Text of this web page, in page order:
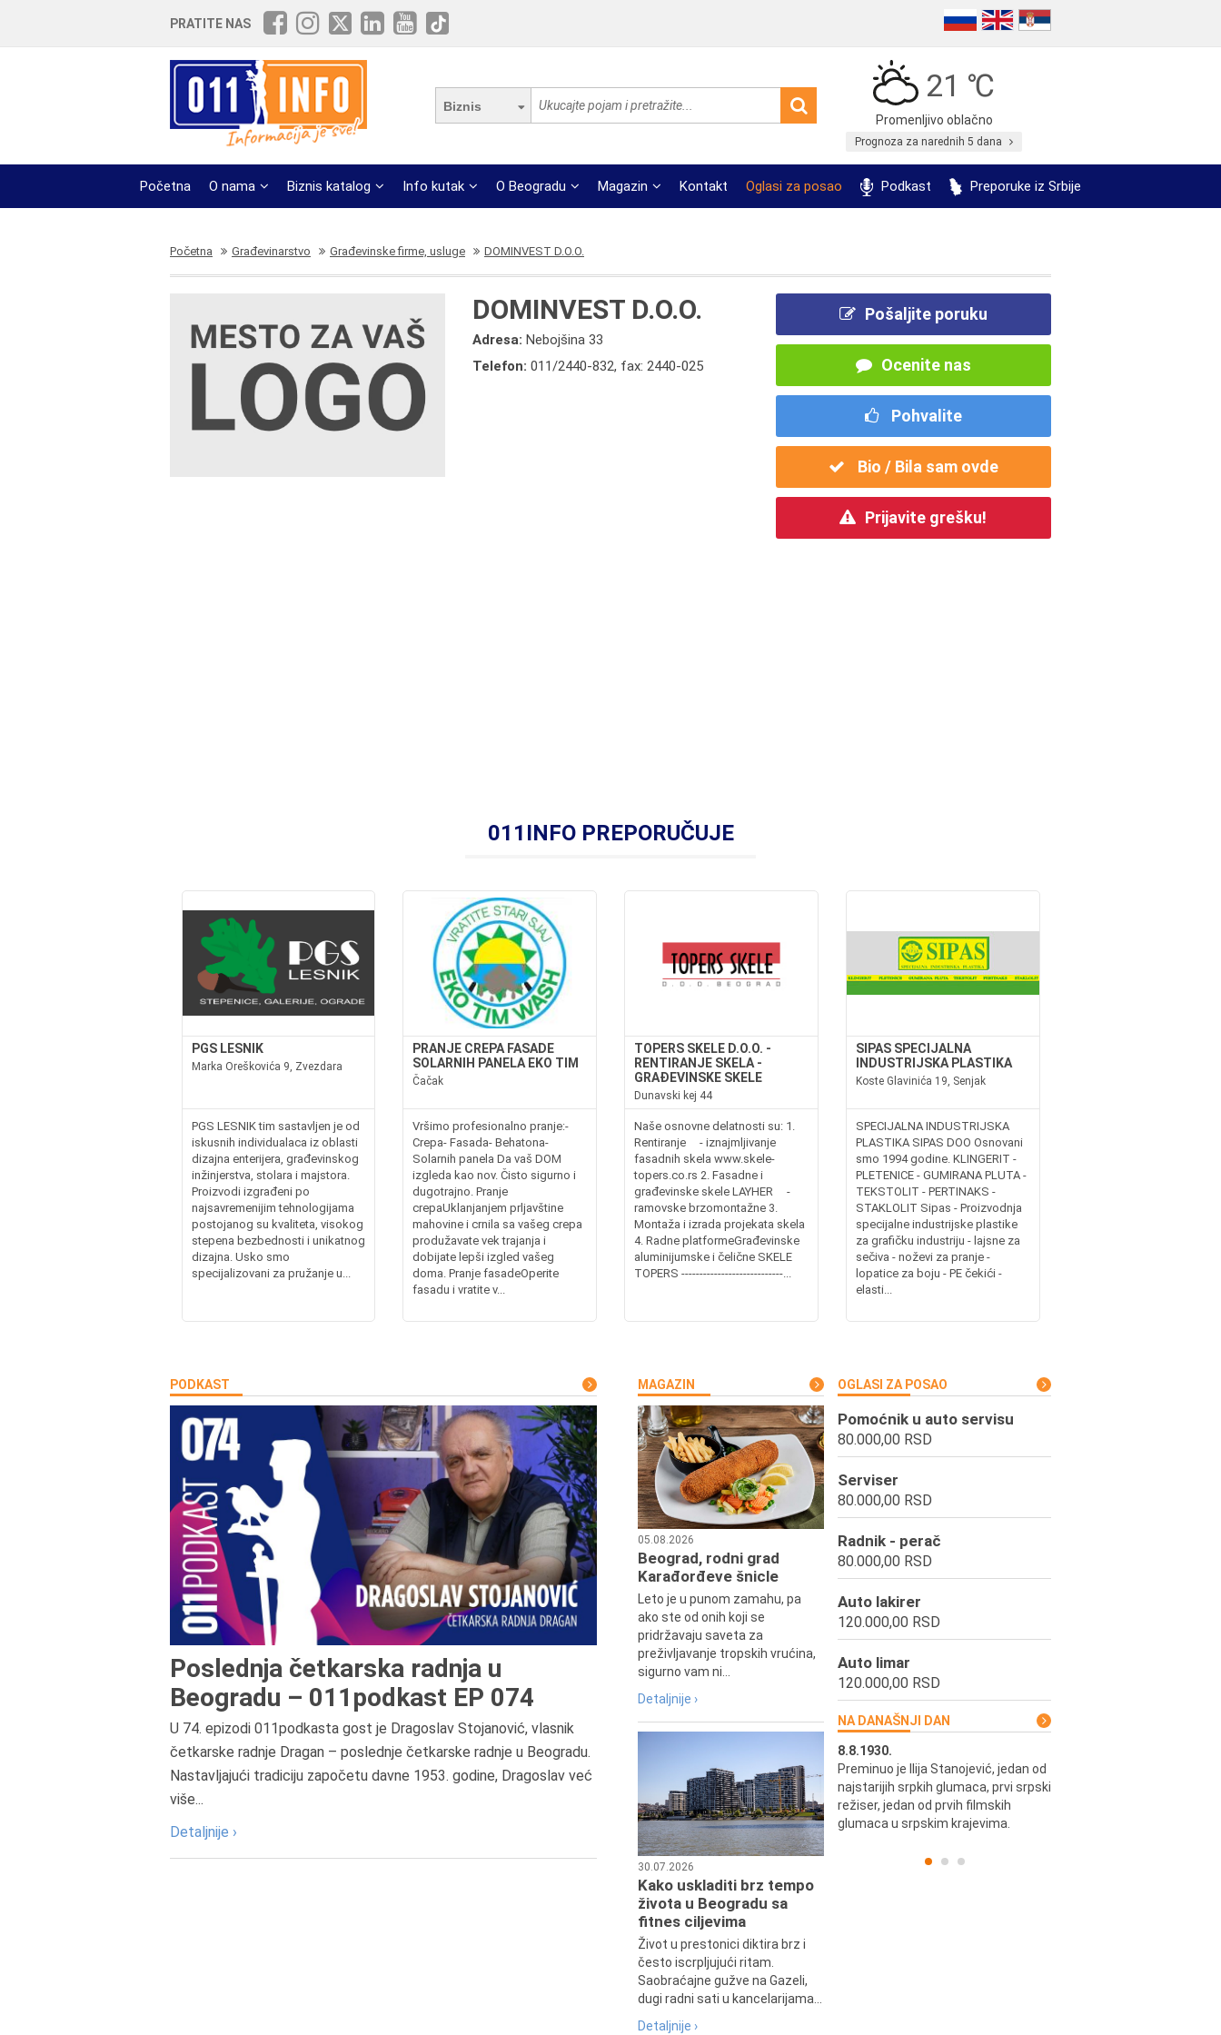
PRATITE NAS
Biznis
21 ℃
Promenljivo oblačno
Prognoza za narednih 5 dana
Početna O nama Biznis katalog Info kutak O Beogradu Magazin Kontakt Oglasi za posao Podkast Preporuke iz Srbije
Početna Građevinarstvo Građevinske firme, usluge DOMINVEST D.O.O.
DOMINVEST D.O.O.
Adresa:Nebojšina 33
Telefon:011/2440-832, fax: 2440-025
Pošaljite poruku
Ocenite nas
Pohvalite
Bio / Bila sam ovde
Prijavite grešku!
011INFO PREPORUČUJE
PGS LESNIK
Marka Oreškovića 9, Zvezdara
PGS LESNIK tim sastavljen je od
iskusnih individualaca iz oblasti
dizajna enterijera, građevinskog
inžinjerstva, stolara i majstora.
Proizvodi izgrađeni po
najsavremenijim tehnologijama
postojanog su kvaliteta, visokog
stepena bezbednosti i unikatnog
dizajna. Usko smo
specijalizovani za pružanje u...
PRANJE CREPA FASADE
SOLARNIH PANELA EKO TIM
Čačak
Vršimo profesionalno pranje:-
Crepa- Fasada- Behatona-
Solarnih panela Da vaš DOM
izgleda kao nov. Čisto sigurno i
dugotrajno. Pranje
crepaUklanjanjem prljavštine
mahovine i crnila sa vašeg crepa
produžavate vek trajanja i
dobijate lepši izgled vašeg
doma. Pranje fasadeOperite
fasadu i vratite v...
TOPERS SKELE D.O.O. -
RENTIRANJE SKELA -
GRAĐEVINSKE SKELE
Dunavski kej 44
Naše osnovne delatnosti su: 1.
Rentiranje - iznajmljivanje
fasadnih skela www.skele-
topers.co.rs 2. Fasadne i
građevinske skele LAYHER -
ramovske brzomontažne 3.
Montaža i izrada projekata skela
4. Radne platformeGrađevinske
aluminijumske i čelične SKELE
TOPERS ----------------------------...
SIPAS SPECIJALNA
INDUSTRIJSKA PLASTIKA
Koste Glavinića 19, Senjak
SPECIJALNA INDUSTRIJSKA
PLASTIKA SIPAS DOO Osnovani
smo 1994 godine. KLINGERIT -
PLETENICE - GUMIRANA PLUTA -
TEKSTOLIT - PERTINAKS -
STAKLOLIT Sipas - Proizvodnja
specijalne industrijske plastike
za grafičku industriju - lajsne za
sečiva - noževi za pranje -
lopatice za boju - PE čekići -
elasti...
PODKAST
Poslednja četkarska radnja u
Beogradu – 011podkast EP 074
U 74. epizodi 011podkasta gost je Dragoslav Stojanović, vlasnik
četkarske radnje Dragan – poslednje četkarske radnje u Beogradu.
Nastavljajući tradiciju započetu davne 1953. godine, Dragoslav već
više...
Detaljnije ›
MAGAZIN
05.08.2026
Beograd, rodni grad
Karađorđeve šnicle
Leto je u punom zamahu, pa
ako ste od onih koji se
pridržavaju saveta za
preživljavanje tropskih vrućina,
sigurno vam ni...
Detaljnije ›
30.07.2026
Kako uskladiti brz tempo
života u Beogradu sa
fitnes ciljevima
Život u prestonici diktira brz i
često iscrpljujući ritam.
Saobraćajne gužve na Gazeli,
dugi radni sati u kancelarijama...
Detaljnije ›
OGLASI ZA POSAO
Pomoćnik u auto servisu
80.000,00 RSD
Serviser
80.000,00 RSD
Radnik - perač
80.000,00 RSD
Auto lakirer
120.000,00 RSD
Auto limar
120.000,00 RSD
NA DANAŠNJI DAN
Preminuo je Dejan Kosanović,
istoričar filma, filmski reditelj,
profesor i dekan Fakulteta dramskih
umetnosti u Beogradu.
8.8.1930.
Preminuo je Ilija Stanojević, jedan od
najstarijih srpkih glumaca, prvi srpski
režiser, jedan od prvih filmskih
glumaca u srpskim krajevima.